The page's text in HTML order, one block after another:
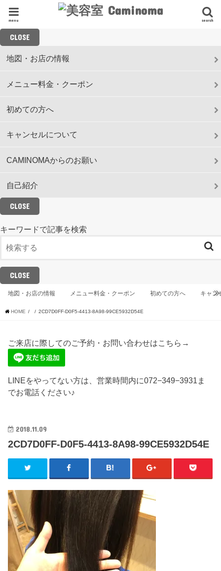
search
menu
CLOSE
地図・お店の情報
メニュー料金・クーポン
初めての方へ
キャンセルについて
CAMINOMAからのお願い
自己紹介
CLOSE
キーワードで記事を検索
CLOSE
地図・お店の情報 メニュー料金・クーポン 初めての方へ キャン
HOME 2CD7D0FF-D0F5-4413-8A98-99CE5932D54E
ご来店に際してのご予約・お問い合わせはこちら→
LINEをやってない方は、営業時間内に072−349−3931ま
でお電話ください♪
2018.11.09
2CD7D0FF-D0F5-4413-8A98-99CE5932D54E